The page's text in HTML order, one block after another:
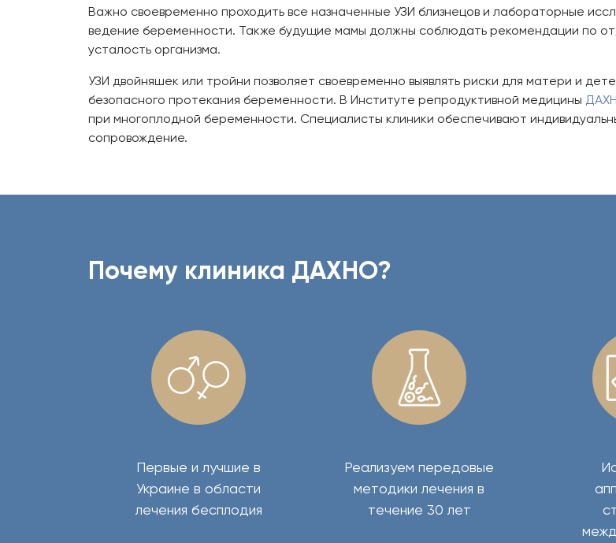
Важно своевременно проходить все назначенные УЗИ близнецов и лабораторные
ведение беременности. Также будущие мамы должны соблюдать рекомендации по
усталость организма.
УЗИ двойняшек или тройни позволяет своевременно выявлять риски для матери и
безопасного протекания беременности. В Институте репродуктивной медицины
при многоплодной беременности. Специалисты клиники обеспечивают
сопровождение.
Почему клиника ДАХНО?
Первые и лучшие в
Украине в области
лечения бесплодия
Реализуем передовые
методики лечения в
течение 30 лет